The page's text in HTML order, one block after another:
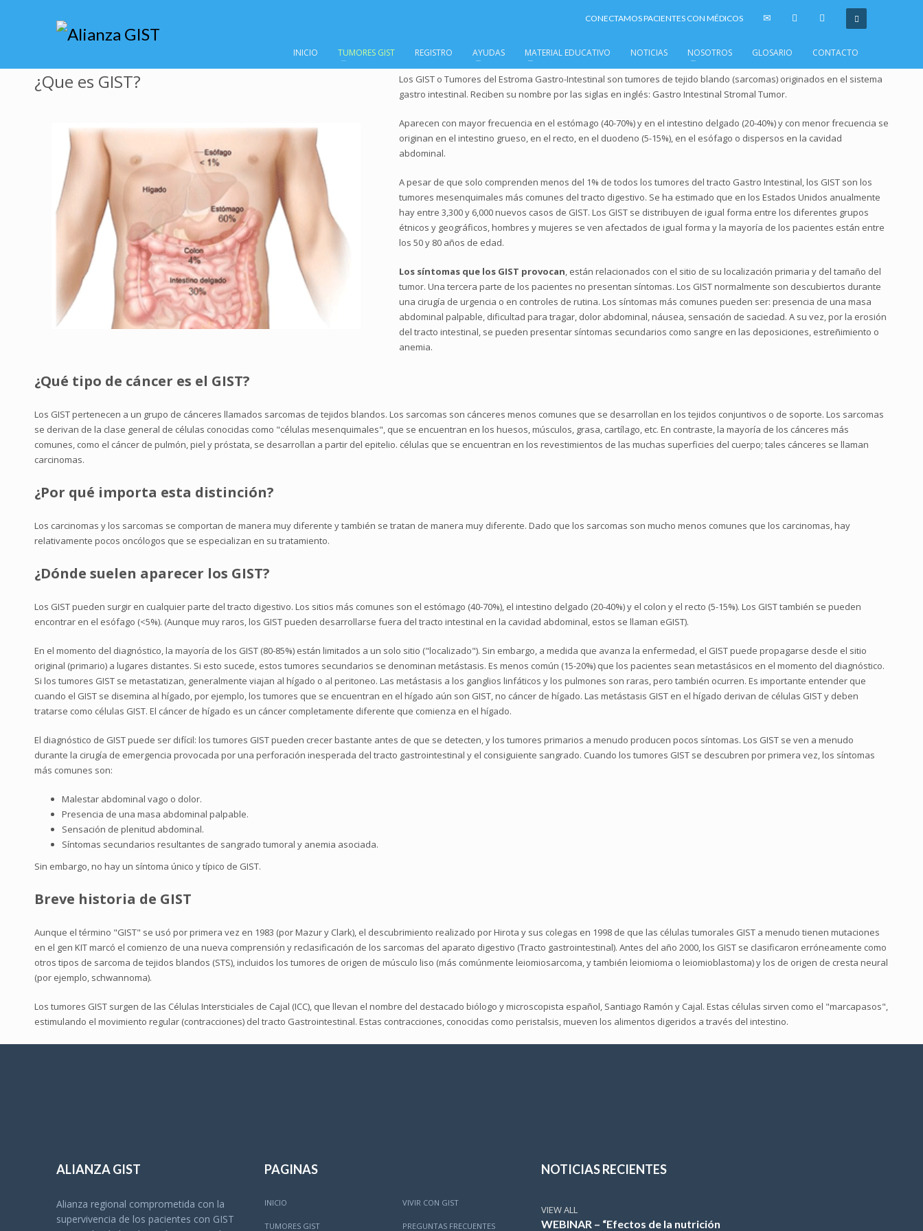
CONECTAMOS PACIENTES CON MÉDICOS
INICIO TUMORES GIST REGISTRO AYUDAS MATERIAL EDUCATIVO NOTICIAS NOSOTROS GLOSARIO CONTACTO
¿Que es GIST?
Los GIST o Tumores del Estroma Gastro-Intestinal son tumores de tejido blando (sarcomas) originados en el sistema
gastro intestinal. Reciben su nombre por las siglas en inglés: Gastro Intestinal Stromal Tumor.
Aparecen con mayor frecuencia en el estómago (40-70%) y en el intestino delgado (20-40%) y con menor frecuencia se
originan en el intestino grueso, en el recto, en el duodeno (5-15%), en el esófago o dispersos en la cavidad
abdominal.
A pesar de que solo comprenden menos del 1% de todos los tumores del tracto Gastro Intestinal, los GIST son los
tumores mesenquimales más comunes del tracto digestivo. Se ha estimado que en los Estados Unidos anualmente
hay entre 3,300 y 6,000 nuevos casos de GIST. Los GIST se distribuyen de igual forma entre los diferentes grupos
étnicos y geográficos, hombres y mujeres se ven afectados de igual forma y la mayoría de los pacientes están entre
los 50 y 80 años de edad.
Los síntomas que los GIST provocan, están relacionados con el sitio de su localización primaria y del tamaño del
tumor. Una tercera parte de los pacientes no presentan síntomas. Los GIST normalmente son descubiertos durante
una cirugía de urgencia o en controles de rutina. Los síntomas más comunes pueden ser: presencia de una masa
abdominal palpable, dificultad para tragar, dolor abdominal, náusea, sensación de saciedad. A su vez, por la erosión
del tracto intestinal, se pueden presentar síntomas secundarios como sangre en las deposiciones, estreñimiento o
anemia.
¿Qué tipo de cáncer es el GIST?
Los GIST pertenecen a un grupo de cánceres llamados sarcomas de tejidos blandos. Los sarcomas son cánceres menos comunes que se desarrollan en los tejidos conjuntivos o de soporte. Los sarcomas
se derivan de la clase general de células conocidas como "células mesenquimales", que se encuentran en los huesos, músculos, grasa, cartílago, etc. En contraste, la mayoría de los cánceres más
comunes, como el cáncer de pulmón, piel y próstata, se desarrollan a partir del epitelio. células que se encuentran en los revestimientos de las muchas superficies del cuerpo; tales cánceres se llaman
carcinomas.
¿Por qué importa esta distinción?
Los carcinomas y los sarcomas se comportan de manera muy diferente y también se tratan de manera muy diferente. Dado que los sarcomas son mucho menos comunes que los carcinomas, hay
relativamente pocos oncólogos que se especializan en su tratamiento.
¿Dónde suelen aparecer los GIST?
Los GIST pueden surgir en cualquier parte del tracto digestivo. Los sitios más comunes son el estómago (40-70%), el intestino delgado (20-40%) y el colon y el recto (5-15%). Los GIST también se pueden
encontrar en el esófago (<5%). (Aunque muy raros, los GIST pueden desarrollarse fuera del tracto intestinal en la cavidad abdominal, estos se llaman eGIST).
En el momento del diagnóstico, la mayoría de los GIST (80-85%) están limitados a un solo sitio ("localizado"). Sin embargo, a medida que avanza la enfermedad, el GIST puede propagarse desde el sitio
original (primario) a lugares distantes. Si esto sucede, estos tumores secundarios se denominan metástasis. Es menos común (15-20%) que los pacientes sean metastásicos en el momento del diagnóstico.
Si los tumores GIST se metastatizan, generalmente viajan al hígado o al peritoneo. Las metástasis a los ganglios linfáticos y los pulmones son raras, pero también ocurren. Es importante entender que
cuando el GIST se disemina al hígado, por ejemplo, los tumores que se encuentran en el hígado aún son GIST, no cáncer de hígado. Las metástasis GIST en el hígado derivan de células GIST y deben
tratarse como células GIST. El cáncer de hígado es un cáncer completamente diferente que comienza en el hígado.
El diagnóstico de GIST puede ser difícil: los tumores GIST pueden crecer bastante antes de que se detecten, y los tumores primarios a menudo producen pocos síntomas. Los GIST se ven a menudo
durante la cirugía de emergencia provocada por una perforación inesperada del tracto gastrointestinal y el consiguiente sangrado. Cuando los tumores GIST se descubren por primera vez, los síntomas
más comunes son:
Malestar abdominal vago o dolor.
Presencia de una masa abdominal palpable.
Sensación de plenitud abdominal.
Síntomas secundarios resultantes de sangrado tumoral y anemia asociada.
Sin embargo, no hay un síntoma único y típico de GIST.
Breve historia de GIST
Aunque el término "GIST" se usó por primera vez en 1983 (por Mazur y Clark), el descubrimiento realizado por Hirota y sus colegas en 1998 de que las células tumorales GIST a menudo tienen mutaciones
en el gen KIT marcó el comienzo de una nueva comprensión y reclasificación de los sarcomas del aparato digestivo (Tracto gastrointestinal). Antes del año 2000, los GIST se clasificaron erróneamente como
otros tipos de sarcoma de tejidos blandos (STS), incluidos los tumores de origen de músculo liso (más comúnmente leiomiosarcoma, y ​​también leiomioma o leiomioblastoma) y los de origen de cresta neural
(por ejemplo, schwannoma).
Los tumores GIST surgen de las Células Intersticiales de Cajal (ICC), que llevan el nombre del destacado biólogo y microscopista español, Santiago Ramón y Cajal. Estas células sirven como el "marcapasos",
estimulando el movimiento regular (contracciones) del tracto Gastrointestinal. Estas contracciones, conocidas como peristalsis, mueven los alimentos digeridos a través del intestino.
ALIANZA GIST
Alianza regional comprometida con la
supervivencia de los pacientes con GIST
PAGINAS
INICIO
TUMORES GIST
VIVIR CON GIST
PREGUNTAS FRECUENTES
NOTICIAS RECIENTES
VIEW ALL
WEBINAR – “Efectos de la nutrición